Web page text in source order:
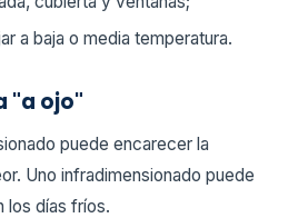
a baja o media temperatura.
"a ojo"
puede encarecer la
Uno infradimensionado puede
los días fríos.